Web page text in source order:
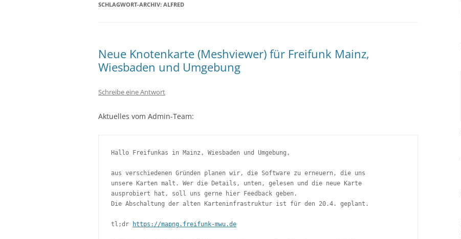
TWITTER
SCHLAGWORT-ARCHIV: ALFRED
Neue Knotenkarte (Meshviewer) für Freifunk Mainz,
Wiesbaden und Umgebung
Schreibe eine Antwort
Aktuelles vom Admin-Team:
Hallo Freifunkas in Mainz, Wiesbaden und Umgebung,
aus verschiedenen Gründen planen wir, die Software zu erneuern, die uns
unsere Karten malt. Wer die Details, unten, gelesen und die neue Karte
ausprobiert hat, soll uns gerne hier Feedback geben.
Die Abschaltung der alten Karteninfrastruktur ist für den 20.4. geplant.
tl;dr https://mapng.freifunk-mwu.de